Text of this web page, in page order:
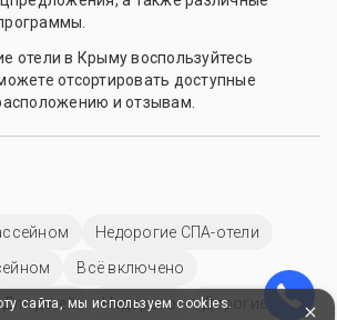
отели в Крыму воспользуйтесь
отсортировать доступные
и отзывам.
Недорогие СПА-отели
Всё включено
Для детей Недорого
Дорогие
сайта, мы используем cookies.